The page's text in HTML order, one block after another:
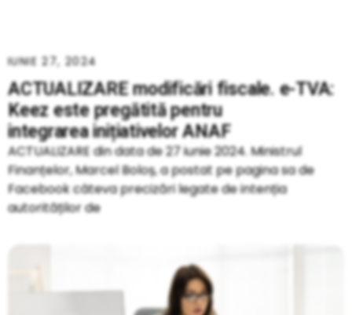
ACTUALIZARE modificări fiscale. e-TVA:
Keez este pregătită pentru
integrarea inițiativelor ANAF
IUNIE 27, 2024
ACTUALIZARE din data de 27 iunie 2024. Ministrul
Finanțelor, Marcel Boloș, a postat pe pagina sa de
Facebook câteva precizări legate de intenția
autorităților de